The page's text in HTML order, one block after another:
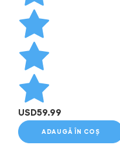
USD59.99
ADAUGĂ ÎN COȘ